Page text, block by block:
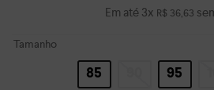
Em até 3x R$ 36,63
Tamanho
85 95